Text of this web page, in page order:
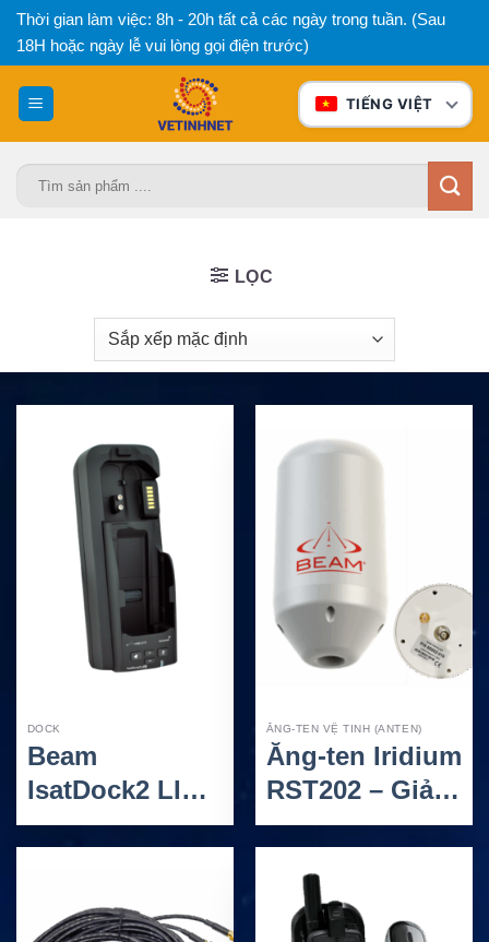
Bỏ
qua
nội
dung
Thời gian làm việc: 8h - 20h tất cả các ngày trong tuần. (Sau
18H hoặc ngày lễ vui lòng gọi điện trước)
TIẾNG VIỆT
LỌC
DOCK
Beam
IsatDock2 LITE
Bundle với
Anten Chủ
dock cho
ĂNG-TEN VỆ TINH (ANTEN)
Ăng-ten Iridium
RST202 – Giải
pháp anten hai
chế độ cho
hàng hải và
phương tiện